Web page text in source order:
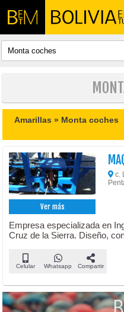
Amarillas » Monta coches
Ver más
c.
Empresa especializada en
Cruz de la Sierra. Diseño,
Celular Whatsapp Compartir